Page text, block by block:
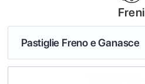
Freni
Pastiglie Freno e Ganasce